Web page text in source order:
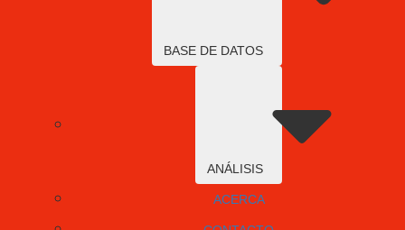
BASE DE DATOS
ANÁLISIS
ACERCA